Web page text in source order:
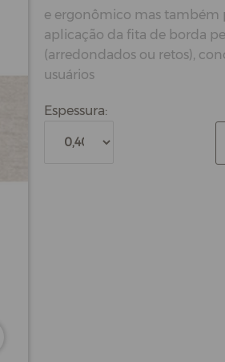
e ergonômico mas também
aplicação da fita de borda
(arredondados ou retos),
usuários
Espessura: